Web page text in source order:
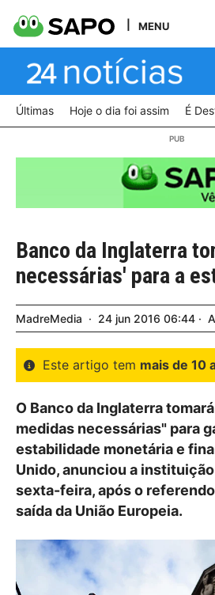
MENU
Últimas Hoje o dia foi assim É
Banco da Inglaterra
necessárias' para a
MadreMedia 24 jun 2016 06:44
Este artigo tem mais de 10
O Banco da Inglaterra
medidas necessárias" para
estabilidade monetária e
Unido, anunciou a
sexta-feira, após o
saída da União Europeia.